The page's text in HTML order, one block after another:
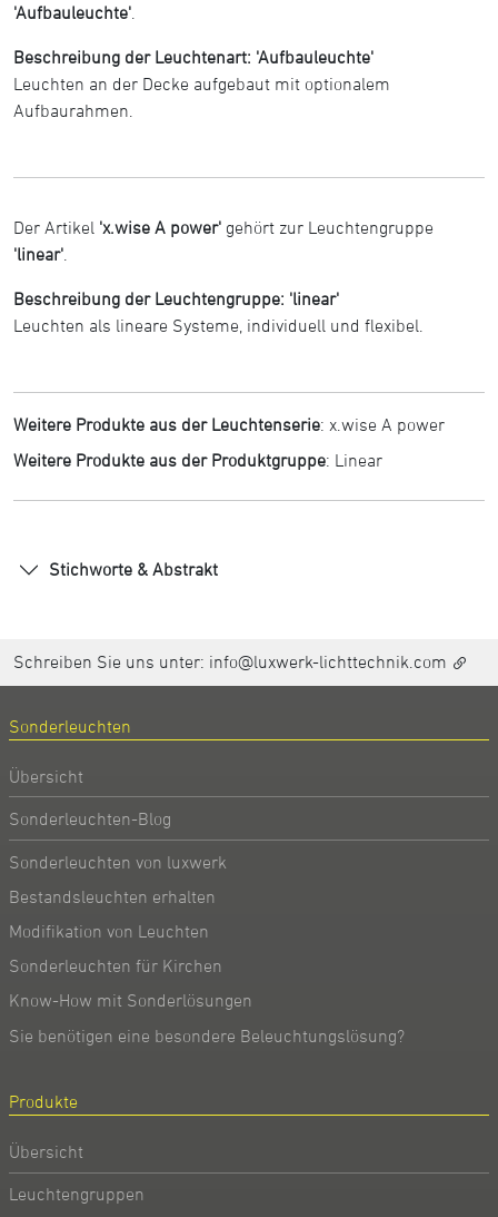
'Aufbauleuchte'
Beschreibung der Leuchtenart: 'Aufbauleuchte'
Leuchten an der Decke aufgebaut mit optionalem
Aufbaurahmen.
Der Artikel 'x.wise A power' gehört zur Leuchtengruppe
'linear'
Beschreibung der Leuchtengruppe: 'linear'
Leuchten als lineare Systeme, individuell und flexibel.
Weitere Produkte aus der Leuchtenserie: x.wise A power
Weitere Produkte aus der Produktgruppe: Linear
Stichworte & Abstrakt
Schreiben Sie uns unter: info@luxwerk-lichttechnik.com
Sonderleuchten
Übersicht
Sonderleuchten-Blog
Sonderleuchten von luxwerk
Bestandsleuchten erhalten
Modifikation von Leuchten
Sonderleuchten für Kirchen
Know-How mit Sonderlösungen
Sie benötigen eine besondere Beleuchtungslösung?
Produkte
Übersicht
Leuchtengruppen